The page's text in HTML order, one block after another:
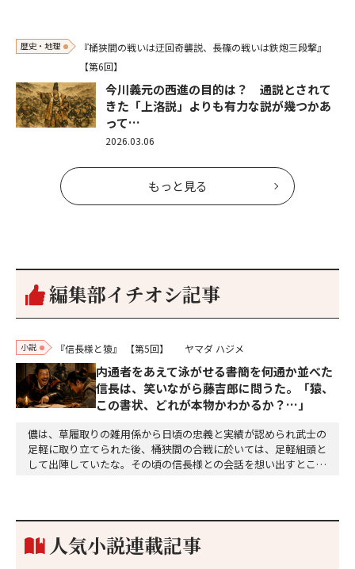
歴史・地理
『桶狭間の戦いは迂回奇襲説、長篠の戦いは鉄炮三段撃』
【第6回】
今川義元の西進の目的は？ 通説とされて
きた「上洛説」よりも有力な説が幾つかあ
って…
2026.03.06
もっと見る
編集部イチオシ記事
小説 『信長様と猿』 【第5回】 ヤマダ ハジメ
内通者をあえて泳がせる――書簡を何通か並べた
信長は、笑いながら藤吉郎に問うた。「猿、
この書状、どれが本物かわかるか？…」
儂は、草履取りの雑用係から日頃の忠義と実績が認められ武士の
足軽に取り立てられた後、桶狭間の合戦に於いては、足軽組頭と
して出陣していたな。その頃の信長様との会話を想い出すとこん
り。どうして勝てたのか、未だにわかりません。…
人気小説連載記事